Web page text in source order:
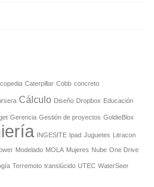
Caterpillar Cobb concreto
Cálculo Diseño Dropbox Educación
Gerencia Gestión de proyectos GoldieBlox
INGESITE Ipad Juguetes Litracon
Modelado MOLA Mujeres Nube One Drive
Terremoto translúcido UTEC WaterSeer